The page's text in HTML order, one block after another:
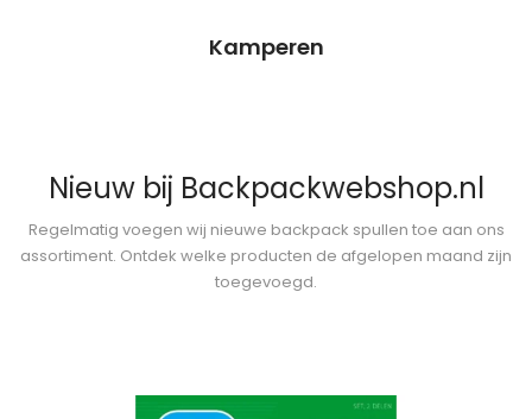
Kamperen
Nieuw bij Backpackwebshop.nl
Regelmatig voegen wij nieuwe backpack spullen toe aan ons
assortiment. Ontdek welke producten de afgelopen maand zijn
toegevoegd.